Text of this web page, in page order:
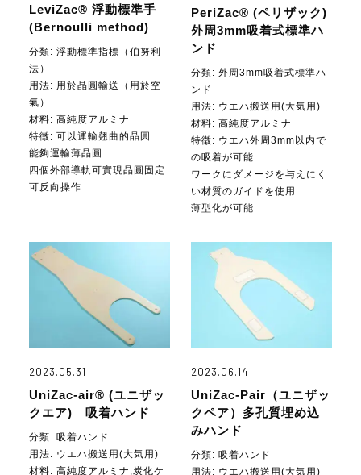
LeviZac® 浮動標準手
(Bernoulli method)
分類: 浮動標準指標（伯努利
法）
用法: 用於晶圓輸送（用於空
氣）
材料: 高純度アルミナ
特徵: 可以運輸翹曲的晶圓
能夠運輸薄晶圓
四個外部導軌可實現晶圓固定
可反向操作
PeriZac® (ペリザック)
外周3mm吸着式標準ハ
ンド
分類: 外周3mm吸着式標準ハ
ンド
用法: ウエハ搬送用(大気用)
材料:高純度アルミナ
特徵: ウエハ外周3mm以内で
の吸着が可能
ワークにダメージを与えにく
い材質のガイドを使用
薄型化が可能
2023.05.31
UniZac-air® (ユニザッ
クエア) 吸着ハンド
分類: 吸着ハンド
用法: ウエハ搬送用(大気用)
材料: 高純度アルミナ,炭化ケ
2023.06.14
UniZac-Pair（ユニザッ
クペア）多孔質埋め込
みハンド
分類: 吸着ハンド
用法: ウエハ搬送用(大気用)